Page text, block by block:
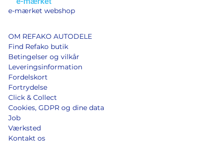
e-mærket webshop
OM REFAKO AUTODELE
Find Refako butik
Betingelser og vilkår
Leveringsinformation
Fordelskort
Fortrydelse
Click & Collect
Cookies, GDPR og dine data
Job
Værksted
Kontakt os